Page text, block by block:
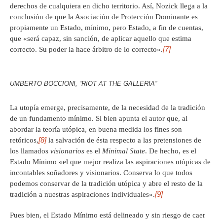
derechos de cualquiera en dicho territorio. Así, Nozick llega a la
conclusión de que la Asociación de Protección Dominante es
propiamente un Estado, mínimo, pero Estado, a fin de cuentas,
que «será capaz, sin sanción, de aplicar aquello que estima
correcto. Su poder la hace árbitro de lo correcto».[7]
UMBERTO BOCCIONI, “RIOT AT THE GALLERIA”
La utopía emerge, precisamente, de la necesidad de la tradición
de un fundamento mínimo. Si bien apunta el autor que, al
abordar la teoría utópica, en buena medida los fines son
retóricos,[8]la salvación de ésta respecto a las pretensiones de
los llamados visionarios es el Minimal State. De hecho, es el
Estado Mínimo «el que mejor realiza las aspiraciones utópicas de
incontables soñadores y visionarios. Conserva lo que todos
podemos conservar de la tradición utópica y abre el resto de la
tradición a nuestras aspiraciones individuales».[9]
Pues bien, el Estado Mínimo está delineado y sin riesgo de caer